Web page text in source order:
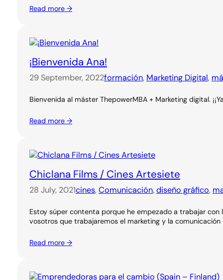
Read more →
¡Bienvenida Ana!
29 September, 2022formación, Marketing Digital,
Bienvenida al máster ThepowerMBA + Marketing digital.
Read more →
Chiclana Films / Cines Artesiete
28 July, 2021cines, Comunicación, diseño gráfico,
Estoy súper contenta porque he empezado a trabajar con
vosotros que trabajaremos el marketing y la
Read more →